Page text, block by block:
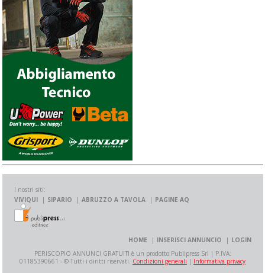
I nostri siti:
VIVIQUI
SIPARIO ABRUZZO A TAVOLA PAGINE AQ
HOME INSERISCI ANNUNCIO
LOGIN
PERISCOPIO ANNUNCI GRATUITI è un prodotto Publipress Srl | P.IVA:
01185390661 - © Tutti i diritti riservati. Condizioni generali | Informativa privacy